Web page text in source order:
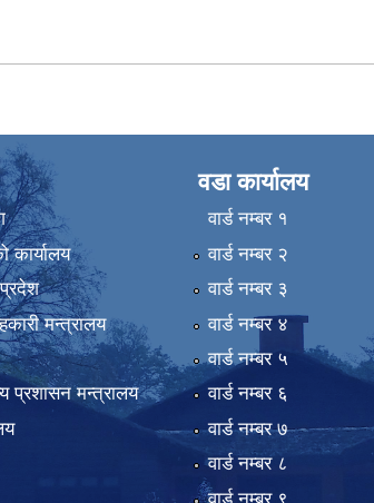
कार्यालय
मन्त्रालय
प्रशासन मन्त्रालय
वडा कार्यालय
वार्ड न‌म्बर १
वार्ड न‌म्बर २
वार्ड न‌म्बर ३
वार्ड न‌म्बर ४
वार्ड न‌म्बर ५
वार्ड न‌म्बर ६
वार्ड न‌म्बर ७
वार्ड न‌म्बर ८
वार्ड न‌म्बर ९